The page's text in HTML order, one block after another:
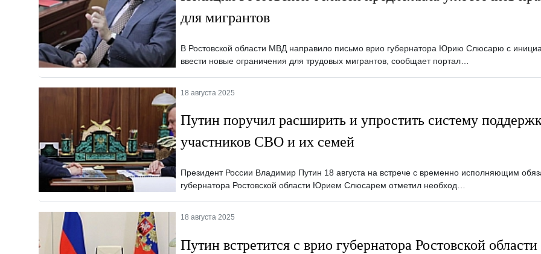
для мигрантов
В Ростовской области МВД направило письмо врио губернатора Юрию Слюсарю с
ввести новые ограничения для трудовых мигрантов, сообщает портал…
18 августа 2025
Путин поручил расширить и упростить систему
участников СВО и их семей
Президент России Владимир Путин 18 августа на встрече с временно исполняющим
губернатора Ростовской области Юрием Слюсарем отметил необход…
18 августа 2025
Путин встретится с врио губернатора Ростовской области